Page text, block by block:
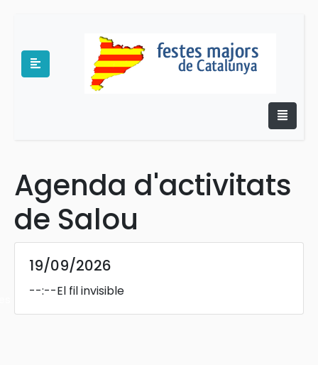
Agenda d'activitats
de Salou
19/09/2026
--:--El fil invisible